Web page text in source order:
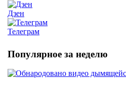
Дзен
Телеграм
Популярное за неделю